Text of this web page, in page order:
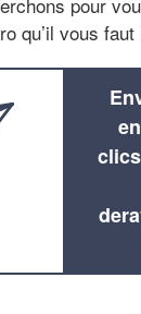
qu’il vous faut